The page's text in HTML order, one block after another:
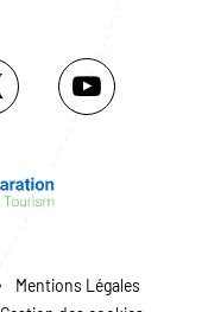
Mentions Légales